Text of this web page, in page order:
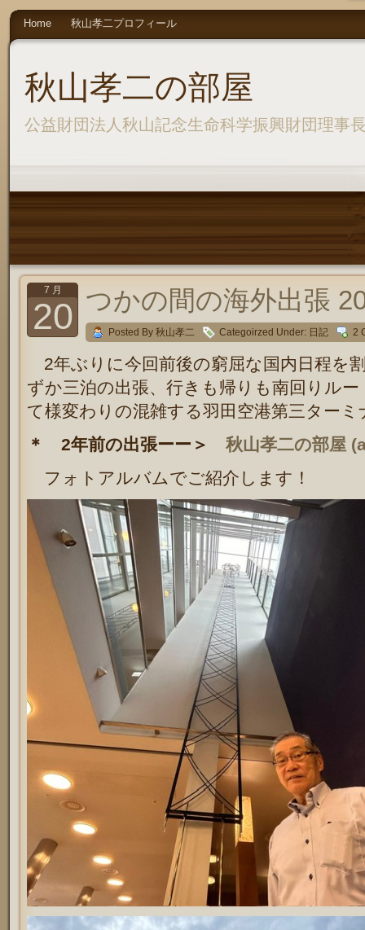
秋山孝二の部屋
公益財団法人秋山記念生命科学振興財団理事
Home 秋山孝二プロフィール
7 月
20 つかの間の海外出張
Posted By 秋山孝二 Categoirzed Under: 日記 2
2年ぶりに今回前後の窮屈な国内日程を
ずか三泊の出張、行きも帰りも南回りル
て様変わりの混雑する羽田空港第三ター
＊ 2年前の出張ーー＞ 秋山孝二の部屋
フォトアルバムでご紹介します！